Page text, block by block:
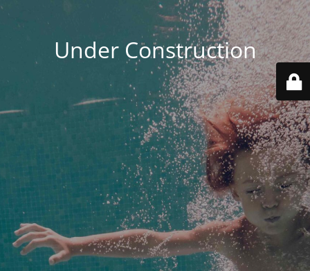
Under Construction